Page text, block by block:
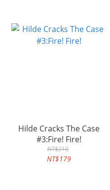
Hilde Cracks The Case
#3:Fire! Fire!
NT$210
NT$179